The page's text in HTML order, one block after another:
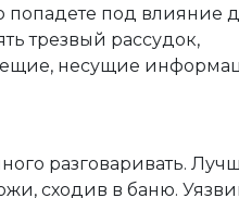
попадете под влияние
трезвый рассудок,
несущие
разговаривать.
сходив в баню.